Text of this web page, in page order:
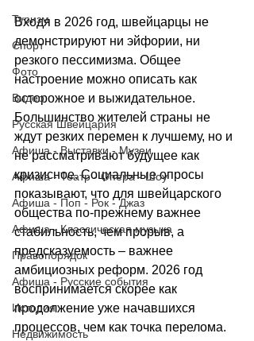
Туризм
Спорт
Фото
Видео
Русская Швейцария
Афиша - Выставки - Музеи
Афиша - Театр - Опера - Шоу
Афиша - Поп - Рок - Джаз
Афиша - Классическая музыка
Правопорядок
Афиша - Русские события
История
Недвижимость
Входя в 2026 год, швейцарцы не
демонстрируют ни эйфории, ни
резкого пессимизма. Общее
настроение можно описать как
осторожное и выжидательное.
Большинство жителей страны не
ждут резких перемен к лучшему, но и
не рассматривают будущее как
кризисное. Социальные опросы
показывают, что для швейцарского
общества по-прежнему важнее
стабильность, чем прорыв, а
предсказуемость – важнее
амбициозных реформ. 2026 год
воспринимается скорее как
продолжение уже начавшихся
процессов, чем как точка перелома.